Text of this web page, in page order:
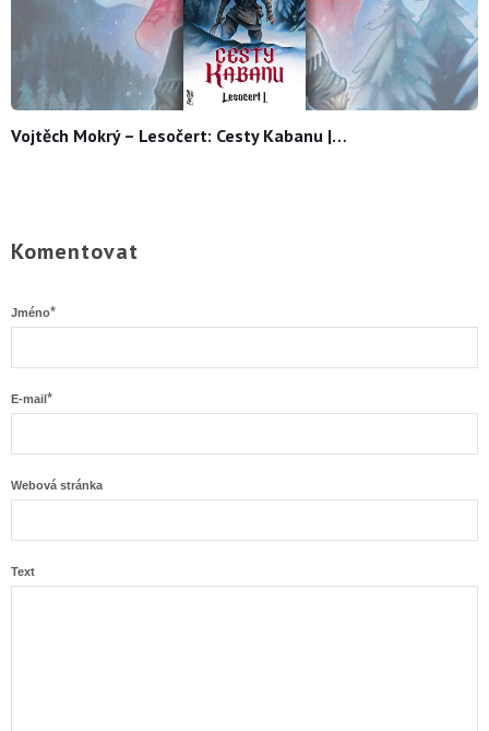
Vojtěch Mokrý – Lesočert: Cesty Kabanu |…
Komentovat
Jméno*
E-mail*
Webová stránka
Text